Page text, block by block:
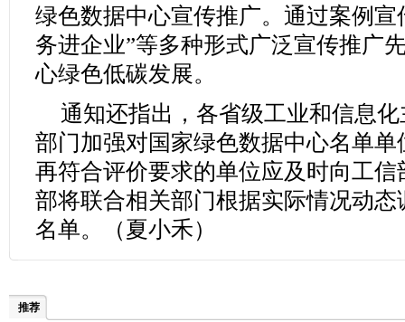
绿色数据中心宣传推广。通过案例宣
务进企业”等多种形式广泛宣传推广
心绿色低碳发展。
通知还指出，各省级工业和信息
部门加强对国家绿色数据中心名单
再符合评价要求的单位应及时向工
部将联合相关部门根据实际情况动
名单。
（夏小禾）
推荐